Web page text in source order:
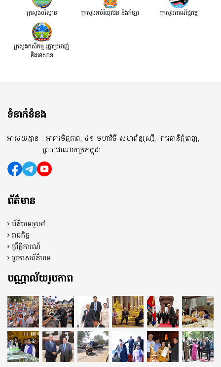
ក្រសួងបរិស្ថាន ក្រសួងអប់រំយុវជន និងកីឡា ក្រសួងពាណិជ្ជកម្ម
ក្រសួងកសិកម្ម រុក្ខាប្រមាញ់
និងនេសាទ
ទំនាក់ទំនង
អាសយដ្ឋាន : អាគារមិត្តភាព, ៤១ មហាវិថី សហព័ន្ធរុស្សី, រាជធានីភ្នំពេញ,
ព្រះរាជាណាចក្រកម្ពុជា
ព័ត៌មាន
ព័ត៌មានទូទៅ
រាជកិច្ច
ព្រឹត្តិការណ៍
ប្រកាសព័ត៌មាន
បណ្ណាល័យរូបភាព